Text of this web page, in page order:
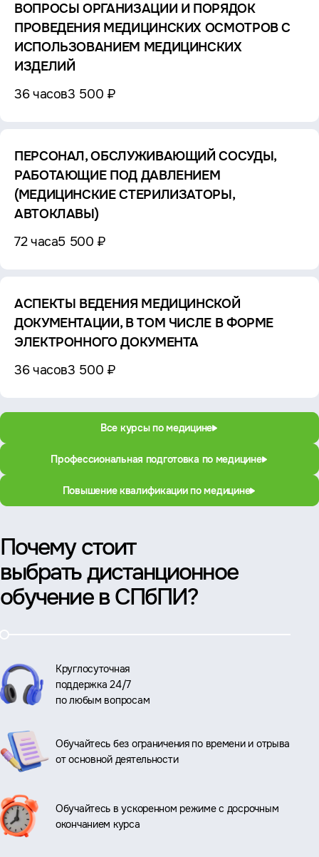
ВОПРОСЫ ОРГАНИЗАЦИИ И ПОРЯДОК
ПРОВЕДЕНИЯ МЕДИЦИНСКИХ ОСМОТРОВ С
ИСПОЛЬЗОВАНИЕМ МЕДИЦИНСКИХ
ИЗДЕЛИЙ
36 часов3 500 ₽
ПЕРСОНАЛ, ОБСЛУЖИВАЮЩИЙ СОСУДЫ,
РАБОТАЮЩИЕ ПОД ДАВЛЕНИЕМ
(МЕДИЦИНСКИЕ СТЕРИЛИЗАТОРЫ,
АВТОКЛАВЫ)
72 часа5 500 ₽
АСПЕКТЫ ВЕДЕНИЯ МЕДИЦИНСКОЙ
ДОКУМЕНТАЦИИ, В ТОМ ЧИСЛЕ В ФОРМЕ
ЭЛЕКТРОННОГО ДОКУМЕНТА
36 часов3 500 ₽
Все курсы по медицине
Профессиональная подготовка по медицине
Повышение квалификации по медицине
Почему стоит
выбрать дистанционное
обучение в СПбПИ?
Круглосуточная
поддержка 24/7
по любым вопросам
Обучайтесь без ограничения по времени и отрыва
от основной деятельности
Обучайтесь в ускоренном режиме с досрочным
окончанием курса